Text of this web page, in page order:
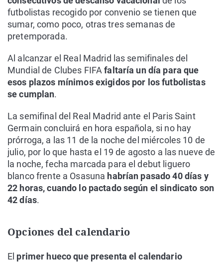
futbolistas recogido por convenio se tienen que
sumar, como poco, otras tres semanas de
pretemporada.
Al alcanzar el Real Madrid las semifinales del
Mundial de Clubes FIFAfaltaría un día para que
esos plazos mínimos exigidos por los futbolistas
se cumplan.
La semifinal del Real Madrid ante el Paris Saint
Germain concluirá en hora española, si no hay
prórroga, a las 11 de la noche del miércoles 10 de
julio, por lo que hasta el 19 de agosto a las nueve de
la noche, fecha marcada para el debut liguero
blanco frente a Osasuna habrían pasado 40 días y
22 horas, cuando lo pactado según el sindicato son
42 días.
Opciones del calendario
El primer hueco que presenta el calendario